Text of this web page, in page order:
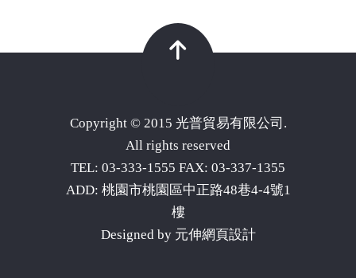
Copyright © 2015 光普貿易有限公司.
All rights reserved
TEL: 03-333-1555 FAX: 03-337-1355
ADD: 桃園市桃園區中正路48巷4-4號1
樓
Designed by 元伸網頁設計